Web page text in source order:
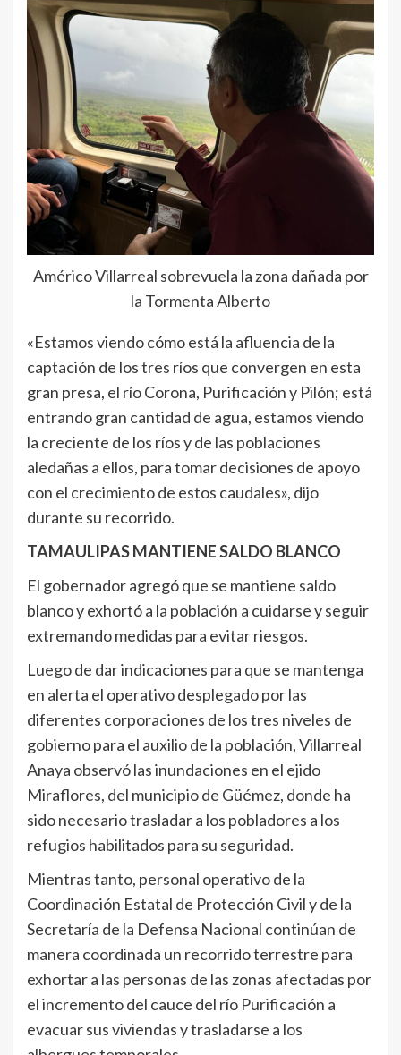
Américo Villarreal sobrevuela la zona dañada por
la Tormenta Alberto
«Estamos viendo cómo está la afluencia de la
captación de los tres ríos que convergen en esta
gran presa, el río Corona, Purificación y Pilón; está
entrando gran cantidad de agua, estamos viendo
la creciente de los ríos y de las poblaciones
aledañas a ellos, para tomar decisiones de apoyo
con el crecimiento de estos caudales», dijo
durante su recorrido.
TAMAULIPAS MANTIENE SALDO BLANCO
El gobernador agregó que se mantiene saldo
blanco y exhortó a la población a cuidarse y seguir
extremando medidas para evitar riesgos.
Luego de dar indicaciones para que se mantenga
en alerta el operativo desplegado por las
diferentes corporaciones de los tres niveles de
gobierno para el auxilio de la población, Villarreal
Anaya observó las inundaciones en el ejido
Miraflores, del municipio de Güémez, donde ha
sido necesario trasladar a los pobladores a los
refugios habilitados para su seguridad.
Mientras tanto, personal operativo de la
Coordinación Estatal de Protección Civil y de la
Secretaría de la Defensa Nacional continúan de
manera coordinada un recorrido terrestre para
exhortar a las personas de las zonas afectadas por
el incremento del cauce del río Purificación a
evacuar sus viviendas y trasladarse a los